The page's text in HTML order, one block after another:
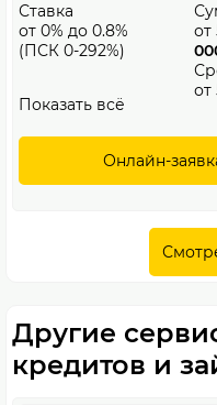
Ставка
от 0% до 0.8%
(ПСК 0-292%)
от
от
Показать всё
Онлайн-
Другие
кредитов и